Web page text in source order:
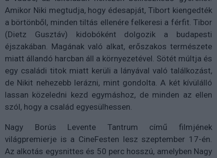
Amikor Niki megtudja, hogy édesapját, Tibort kiengedték
a börtönből, minden tiltás ellenére felkeresi a férfit. Tibor
(Dietz Gusztáv) kidobóként dolgozik a budapesti
éjszakában. Magának való alkat, erőszakos természete
miatt állandó harcban áll a környezetével. Sötét múltja és
egy családi titok miatt kerüli a lányával való találkozást,
de Nikit nehezebb lerázni, mint gondolta. A két kívülálló
lassan közeledni kezd egymáshoz, de minden az ellen
szól, hogy a család egyesülhessen.
Nagy Borús Levente Tantrum című filmjének
világpremierje is a CineFesten lesz szeptember 17-én.
Az alkotás egysnittes és 50 perc hosszú, amelyben Nagy